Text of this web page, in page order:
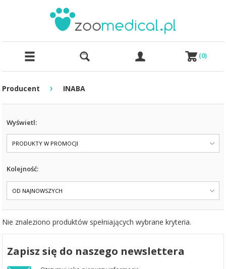
(0)
Producent › INABA
Wyświetl:
PRODUKTY W PROMOCJI
Kolejność:
OD NAJNOWSZYCH
Nie znaleziono produktów spełniających wybrane kryteria.
Zapisz się do naszego newslettera